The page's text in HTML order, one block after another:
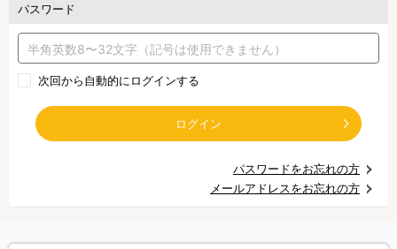
パスワード
次回から自動的にログインする
ログイン
パスワードをお忘れの方
メールアドレスをお忘れの方